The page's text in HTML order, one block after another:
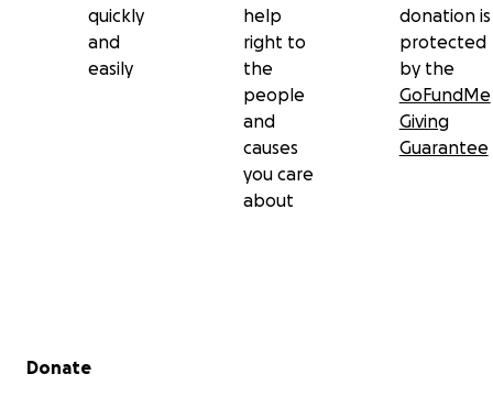
quickly
and
easily
help
right to
the
people
and
causes
you care
about
donation is
protected
by the
GoFundMe
Giving
Guarantee
Secondary menu
Donate